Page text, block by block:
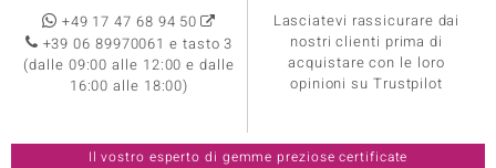
+49 17 47 68 94 50
+39 06 89970061 e tasto 3
(dalle 09:00 alle 12:00 e dalle
16:00 alle 18:00)
Lasciatevi rassicurare dai
nostri clienti prima di
acquistare con le loro
opinioni su Trustpilot
Il vostro esperto di gemme preziose certificate